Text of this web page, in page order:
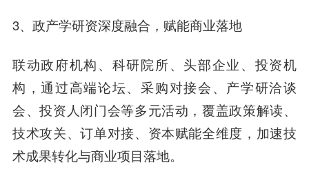
3、政产学研资深度融合，赋能商业落地
联动政府机构、科研院所、头部企业、投资机
构，通过高端论坛、采购对接会、产学研洽谈
会、投资人闭门会等多元活动，覆盖政策解读、
技术攻关、订单对接、资本赋能全维度，加速技
术成果转化与商业项目落地。